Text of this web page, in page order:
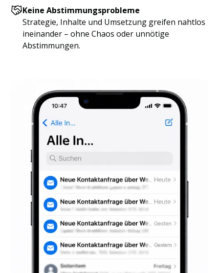
Keine Abstimmungsprobleme
Strategie, Inhalte und Umsetzung greifen nahtlos
ineinander – ohne Chaos oder unnötige
Abstimmungen.